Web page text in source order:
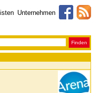
Unternehmen
Finden